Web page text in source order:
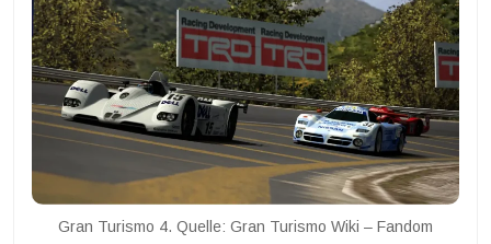
Gran Turismo 4. Quelle: Gran Turismo Wiki – Fandom